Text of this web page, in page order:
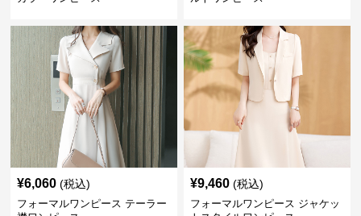
¥6,060 (税込)
フォーマルワンピース テーラー
¥9,460 (税込)
フォーマルワンピース ジャケッ